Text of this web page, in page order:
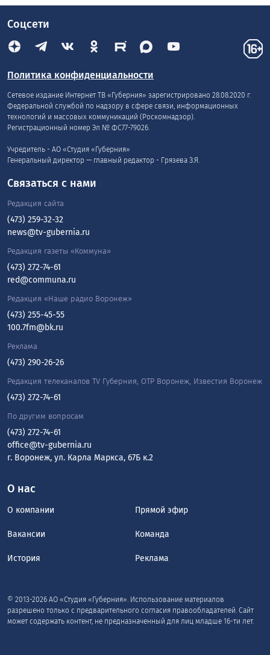
Соцсети
Политика конфиденциальности
Сетевое издание Интернет ТВ «Губерния» зарегистрировано 28.08.2020 г.
Федеральной службой по надзору в сфере связи, информационных
технологий и массовых коммуникаций (Роскомнадзор).
Регистрационный номер Эл № ФС77-79026.
Учредитель - АО «Студия «Губерния»
Генеральный директор — главный редактор - Грязева З.Я.
О нас
О компании Прямой эфир
Вакансии Команда
История Реклама
© 2013-2026 АО «Студия «Губерния». Использование материалов
разрешено только с предварительного согласия правообладателей. Сайт
может содержать контент, не предназначенный для лиц младше 16-ти лет.
Связаться с нами
Редакция сайта
(473) 259-32-32
news@tv-gubernia.ru
Редакция газеты «Коммуна»
(473) 272-74-61
red@communa.ru
Редакция «Наше радио Воронеж»
(473) 255-45-55
100.7fm@bk.ru
Реклама
(473) 290-26-26
Редакция телеканалов TV Губерния, ОТР Воронеж, Известия Воронеж
(473) 272-74-61
По другим вопросам
(473) 272-74-61
office@tv-gubernia.ru
г. Воронеж, ул. Карла Маркса, 67Б к.2